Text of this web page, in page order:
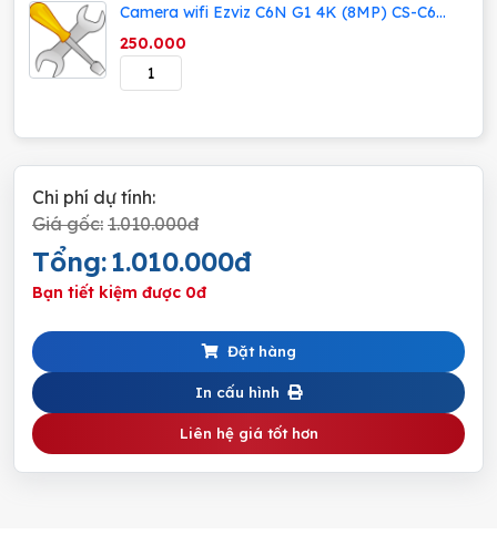
Camera wifi Ezviz C6N G1 4K (8MP) CS-C6N
(8WFL,4MM) | 8M | Trong nhà | Quay 360 độ
| đàm thoại 2 chiều; 24T
250.000
Chi phí dự tính:
Giá gốc: 1.010.000đ
Tổng:1.010.000đ
Bạn tiết kiệm được 0đ
Đặt hàng
In cấu hình
Liên hệ giá tốt hơn